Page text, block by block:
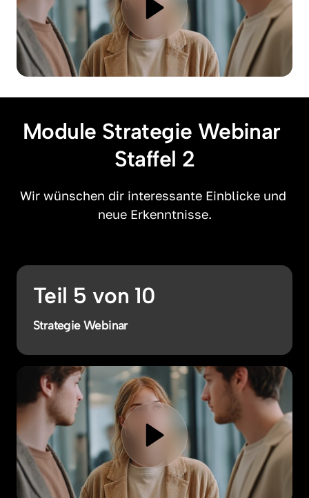
Module Strategie Webinar
Staffel 2
Wir wünschen dir interessante Einblicke und
neue Erkenntnisse.
Teil 5 von 10
Strategie Webinar